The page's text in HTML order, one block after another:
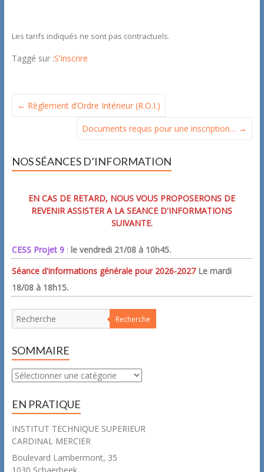
Les tarifs indiqués ne sont pas contractuels.
Taggé sur :S'inscrire
← Règlement d’Ordre Intérieur (R.O.I.)
Documents requis pour une inscription… →
NOS SÉANCES D’INFORMATION
EN CAS DE RETARD, NOUS VOUS PROPOSERONS DE
REVENIR ASSISTER A LA SEANCE D'INFORMATIONS
SUIVANTE.
CESS Projet 9: le vendredi 21/08 à 10h45.
Séance d'informations générale pour 2026-2027 Le mardi
18/08 à 18h15.
Recherche
SOMMAIRE
Sommaire
EN PRATIQUE
INSTITUT TECHNIQUE SUPERIEUR
CARDINAL MERCIER
Boulevard Lambermont, 35